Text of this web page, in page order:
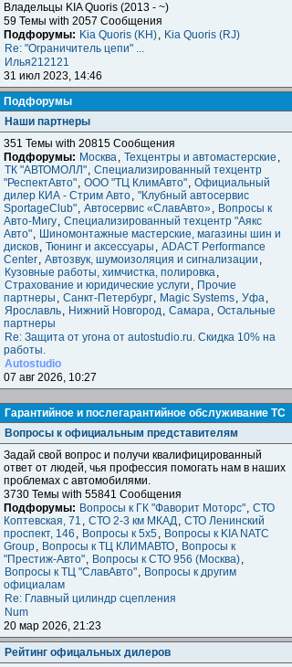
Владельцы KIA Quoris (2013 - ~)
59 Темы with 2057 Сообщения
Подфорумы: Kia Quoris (KH), Kia Quoris (RJ)
Re: "Ограничитель цепи" ...
Илья212121
31 июл 2023, 14:46
Подфорумы
Наши партнеры
351 Темы with 20815 Сообщения
Подфорумы: Москва, Техцентры и автомастерские ,
ТК "АВТОМОЛЛ", Специализированный техцентр
"РеспектАвто", ООО "ТЦ КлимАвто", Официальный
дилер КИА - Стрим Авто, "Клубный автосервис
SportageClub", Автосервис «СлавАвто», Вопросы к
Авто-Мигу, Специализированный техцентр "Аякс
Авто", Шиномонтажные мастерские, магазины шин и
дисков, Тюнинг и аксессуары , ADACT Performance
Center, Автозвук, шумоизоляция и сигнализации ,
Кузовные работы, химчистка, полировка,
Страхование и юридические услуги , Прочие
партнеры , Санкт-Петербург, Magic Systems, Уфа,
Ярославль, Нижний Новгород, Самара, Остальные
партнеры
Re: Защита от угона от autostudio.ru. Скидка 10% на
работы.
Autostudio
07 авг 2026, 10:27
Гарантийное и послегарантийное обслуживание ТС
Вопросы к официальным представителям
Задай свой вопрос и получи квалифицированный
ответ от людей, чья профессия помогать нам в наших
проблемах с автомобилями.
3730 Темы with 55841 Сообщения
Подфорумы: Вопросы к ГК "Фаворит Моторс", СТО
Коптевская, 71 , СТО 2-3 км МКАД, СТО Ленинский
проспект, 146 , Вопросы к 5x5, Вопросы к KIA NATC
Group, Вопросы к ТЦ КЛИМАВТО, Вопросы к
"Престиж-Авто", Вопросы к СТО 956 (Москва),
Вопросы к ТЦ "СлавАвто", Вопросы к другим
официалам
Re: Главный цилиндр сцепления
Num
20 мар 2026, 21:23
Рейтинг офицальных дилеров